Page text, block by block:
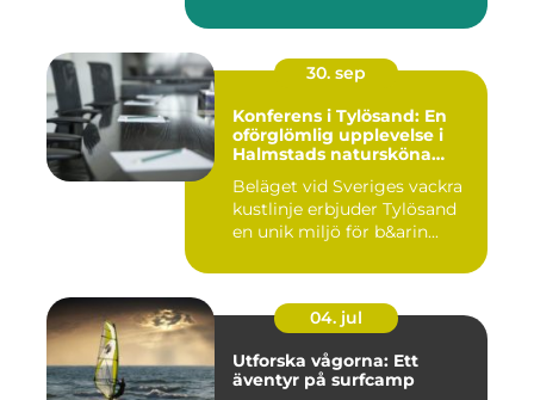
30. sep
Konferens i Tylösand: En
oförglömlig upplevelse i
Halmstads natursköna
Beläget vid Sveriges vackra
kustlinje erbjuder Tylösand
en unik miljö för b&arin...
04. jul
Utforska vågorna: Ett
äventyr på surfcamp